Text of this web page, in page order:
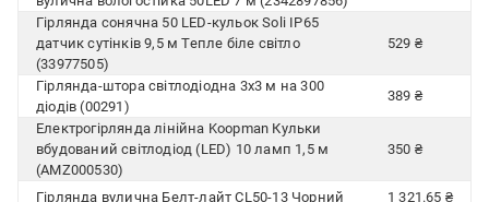
Гірлянда сонячна 50 LED-кульок Soli IP65
датчик сутінків 9,5 м Тепле біле світло
(33977505)
529 ₴
Гірлянда-штора світлодіодна 3х3 м на 300
діодів (00291)
389 ₴
Електрогірлянда лінійна Koopman Кульки
вбудований світлодіод (LED) 10 ламп 1,5 м
(AMZ000530)
350 ₴
Гірлянда вулична Белт-лайт CL50-13 Чорний 1 321.65 ₴